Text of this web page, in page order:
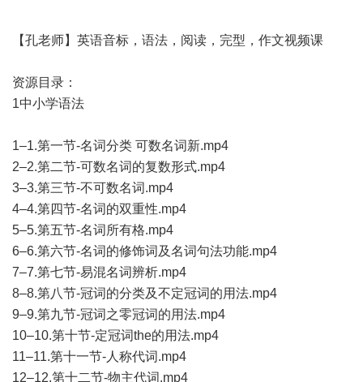
【孔老师】英语音标，语法，阅读，完型，作文视频课
资源目录：
1中小学语法
1–1.第一节-名词分类 可数名词新.mp4
2–2.第二节-可数名词的复数形式.mp4
3–3.第三节-不可数名词.mp4
4–4.第四节-名词的双重性.mp4
5–5.第五节-名词所有格.mp4
6–6.第六节-名词的修饰词及名词句法功能.mp4
7–7.第七节-易混名词辨析.mp4
8–8.第八节-冠词的分类及不定冠词的用法.mp4
9–9.第九节-冠词之零冠词的用法.mp4
10–10.第十节-定冠词the的用法.mp4
11–11.第十一节-人称代词.mp4
12–12.第十二节-物主代词.mp4